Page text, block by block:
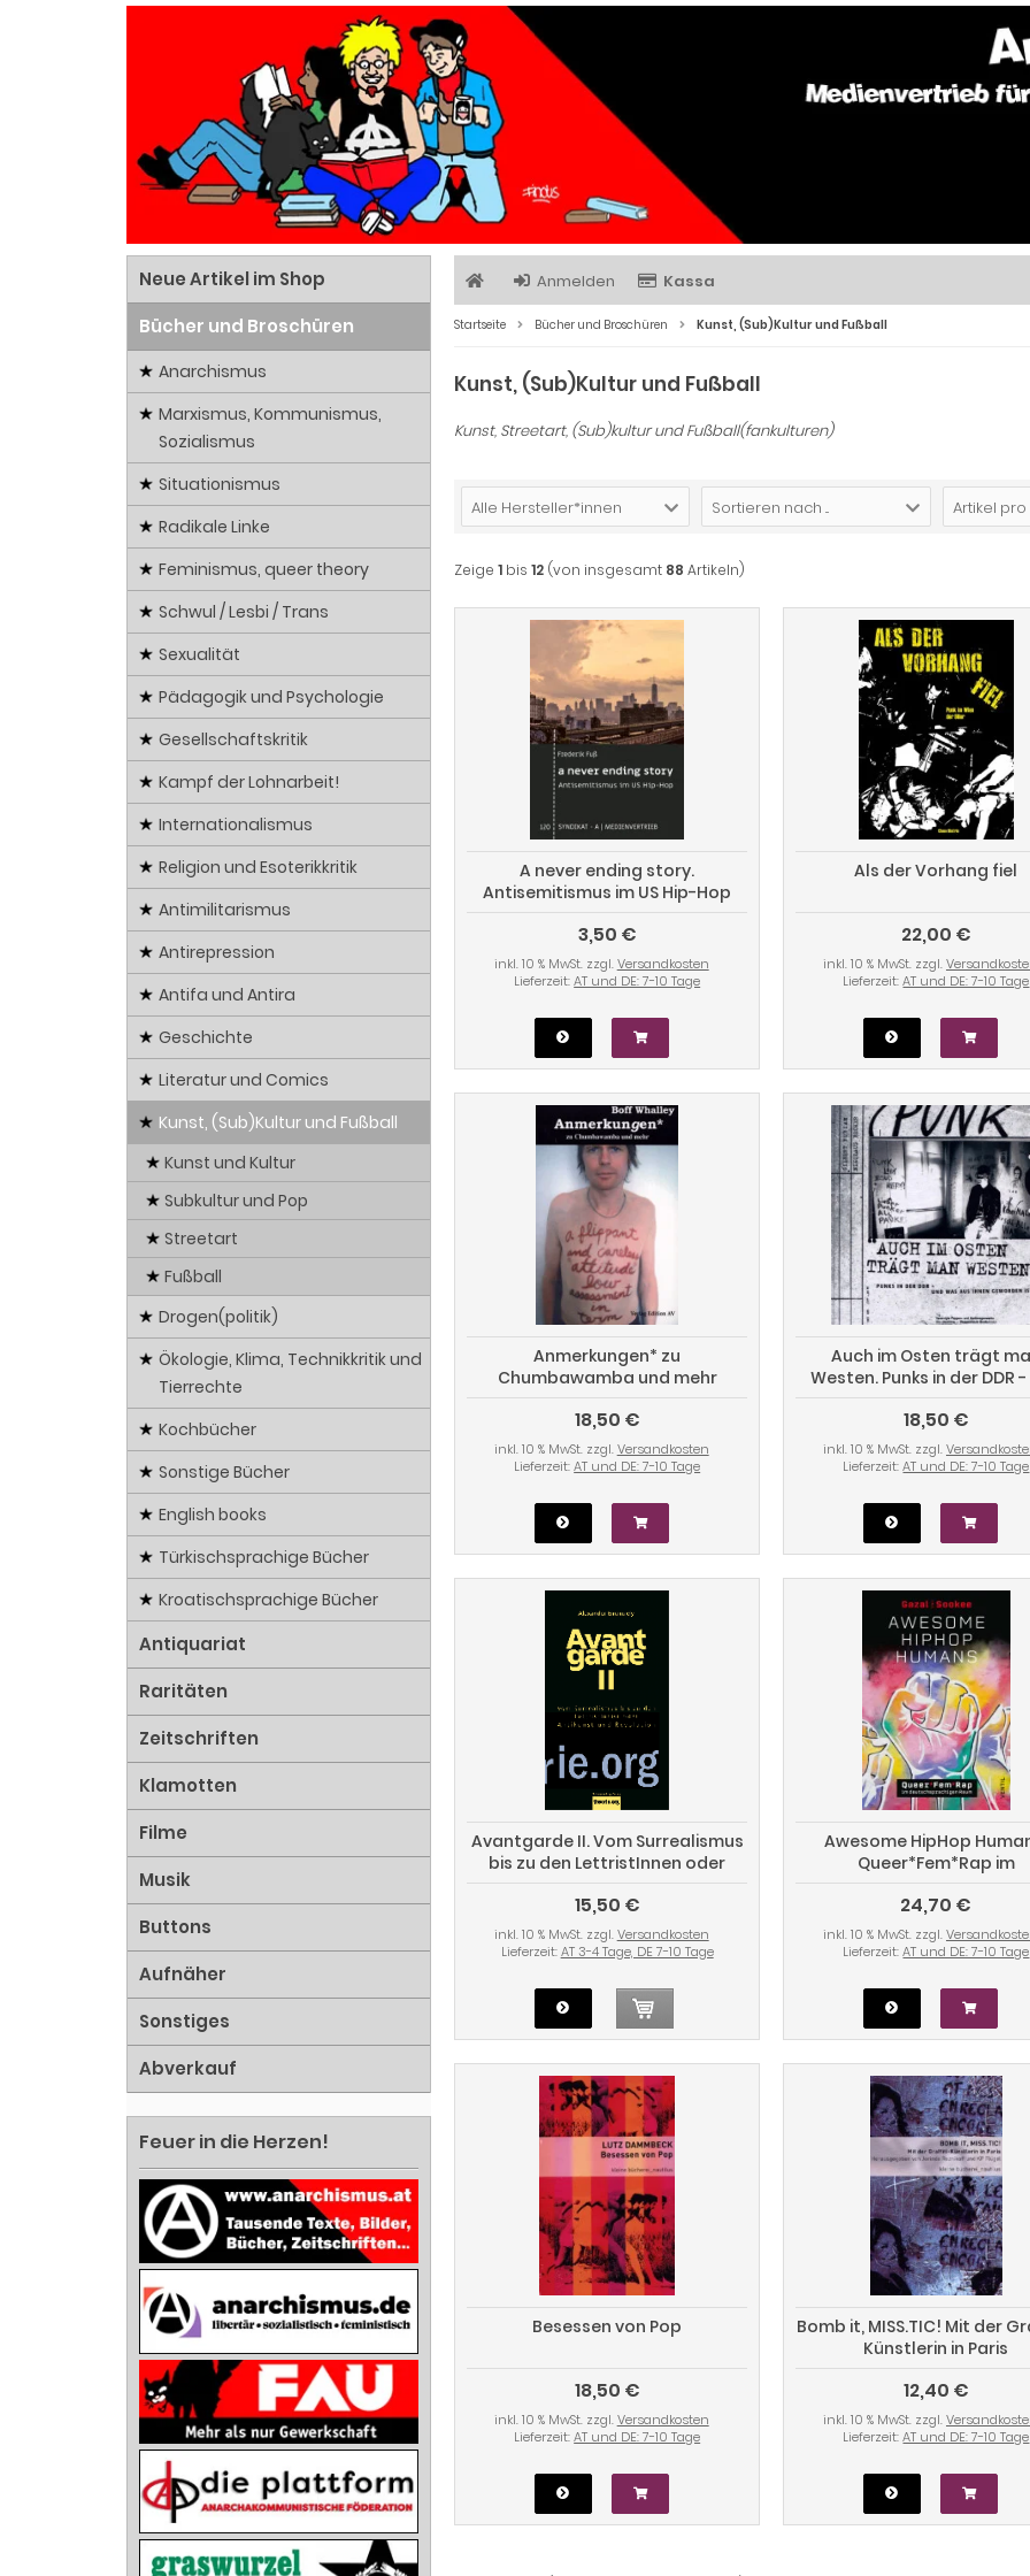
Anmelden Kassa
Startseite Bücher und Broschüren Kunst, (Sub)Kultur und Fußball
Kunst, (Sub)Kultur und Fußball
Kunst, Streetart, (Sub)kultur und Fußball(fankulturen)
Alle Hersteller*innen Sortieren nach ... Artikel pro
Zeige 1 bis 12 (von insgesamt 88 Artikeln)
A never ending story.
Antisemitismus im US Hip-Hop
3,50 €
inkl. 10 % MwSt. zzgl.Versandkosten
Lieferzeit:AT und DE: 7-10 Tage
Als der Vorhang fiel
22,00 €
inkl. 10 % MwSt. zzgl.
Lieferzeit:AT und DE: 7-10 Tage
Anmerkungen* zu
Chumbawamba und mehr
18,50 €
inkl. 10 % MwSt. zzgl.Versandkosten
Lieferzeit:AT und DE: 7-10 Tage
Auch im Osten trägt
Westen. Punks in der DDR
was aus ihnen
18,50 €
inkl. 10 % MwSt. zzgl.
Lieferzeit:AT und DE: 7-10 Tage
Avantgarde II. Vom Surrealismus
bis zu den LettristInnen oder
Antikunst und Revolution
15,50 €
inkl. 10 % MwSt. zzgl.Versandkosten
Lieferzeit:AT 3-4 Tage, DE 7-10 Tage
Awesome HipHop
Queer*Fem*Rap im
deutschsprachigen
24,70 €
inkl. 10 % MwSt. zzgl.
Lieferzeit:AT und DE: 7-10 Tage
Besessen von Pop
18,50 €
inkl. 10 % MwSt. zzgl.Versandkosten
Lieferzeit:AT und DE: 7-10 Tage
Bomb it, MISS.TIC! Mit der
Künstlerin in Paris
12,40 €
inkl. 10 % MwSt. zzgl.
Lieferzeit:AT und DE: 7-10 Tage
Neue Artikel im Shop
Bücher und Broschüren
Anarchismus
Marxismus, Kommunismus,
Sozialismus
Situationismus
Radikale Linke
Feminismus, queer theory
Schwul / Lesbi / Trans
Sexualität
Pädagogik und Psychologie
Gesellschaftskritik
Kampf der Lohnarbeit!
Internationalismus
Religion und Esoterikkritik
Antimilitarismus
Antirepression
Antifa und Antira
Geschichte
Literatur und Comics
Kunst, (Sub)Kultur und Fußball
Kunst und Kultur
Subkultur und Pop
Streetart
Fußball
Drogen(politik)
Ökologie, Klima, Technikkritik und
Tierrechte
Kochbücher
Sonstige Bücher
English books
Türkischsprachige Bücher
Kroatischsprachige Bücher
Antiquariat
Raritäten
Zeitschriften
Klamotten
Filme
Musik
Buttons
Aufnäher
Sonstiges
Abverkauf
Feuer in die Herzen!